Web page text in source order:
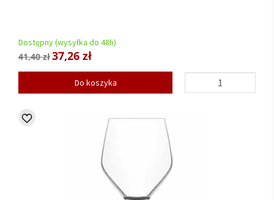
Dostępny (wysyłka do 48h)
41,40 zł37,26 zł
Do koszyka